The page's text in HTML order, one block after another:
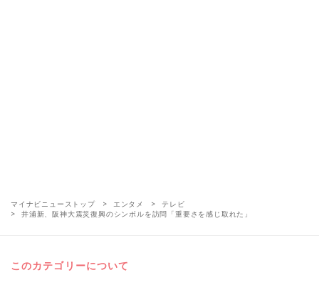
マイナビニューストップ エンタメ
テレビ
井浦新、阪神大震災復興のシンボルを訪問「重要さを感じ取れた」
このカテゴリーについて